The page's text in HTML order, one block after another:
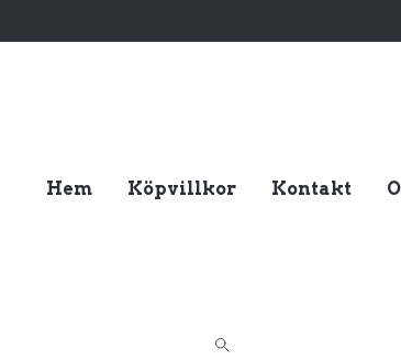
Hem Köpvillkor Kontakt